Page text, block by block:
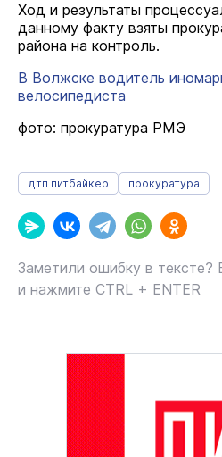
Ход и результаты
данному факту взяты
района на контроль.
В Волжске водитель
велосипедиста
фото: прокуратура РМЭ
дтп питбайкер прокуратура
Заметили ошибку в
и нажмите CTRL + ENTER